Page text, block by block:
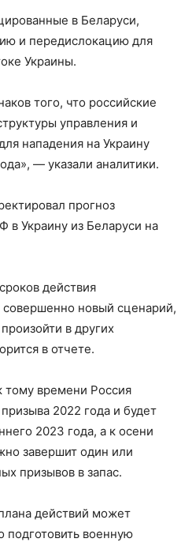
в Беларуси,
и передислокацию для
Украины.
того, что российские
управления и
нападения на Украину
— указали аналитики.
прогноз
в Украину из Беларуси на
действия
новый сценарий,
в других
в отчете.
тому времени Россия
2022 года и будет
2023 года, а к осени
завершит один или
призывов в запас.
действий может
подготовить военную